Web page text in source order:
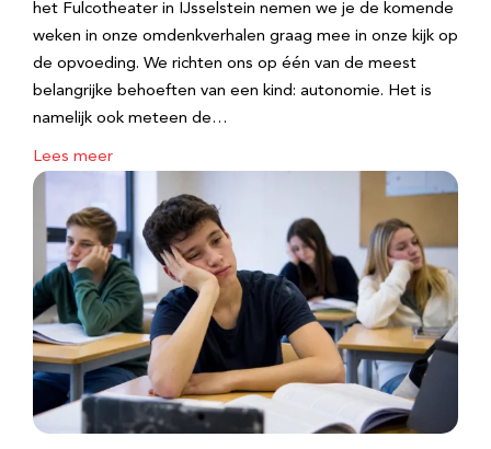
het Fulcotheater in IJsselstein nemen we je de komende
weken in onze omdenkverhalen graag mee in onze kijk op
de opvoeding. We richten ons op één van de meest
belangrijke behoeften van een kind: autonomie. Het is
namelijk ook meteen de…
Lees meer